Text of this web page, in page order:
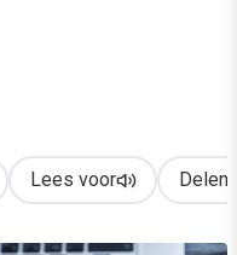
je bereik veranderen
Lees voor Delen